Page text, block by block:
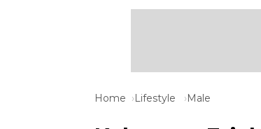
Home Lifestyle Male